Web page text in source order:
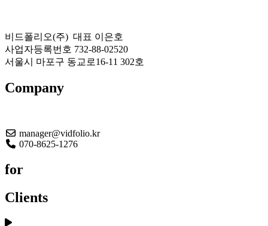
비드폴리오(주) 대표 이은호
사업자등록번호 732-88-02520
서울시 마포구 동교로16-11 302호
Company
manager@vidfolio.kr
070-8625-1276
for
Clients